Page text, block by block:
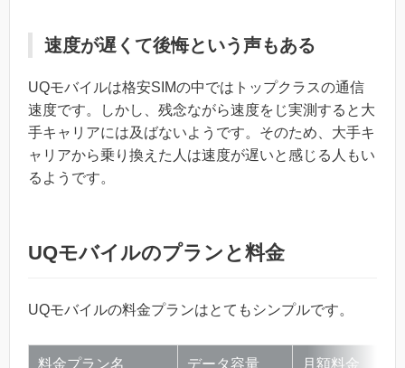
速度が遅くて後悔という声もある
UQモバイルは格安SIMの中ではトップクラスの通信
速度です。しかし、残念ながら速度をじ実測すると大
手キャリアには及ばないようです。そのため、大手キ
ャリアから乗り換えた人は速度が遅いと感じる人もい
るようです。
UQモバイルのプランと料金
UQモバイルの料金プランはとてもシンプルです。
料金プラン名 データ容量 月額料金